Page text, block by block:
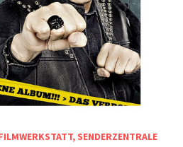
SENDERZENTRALE